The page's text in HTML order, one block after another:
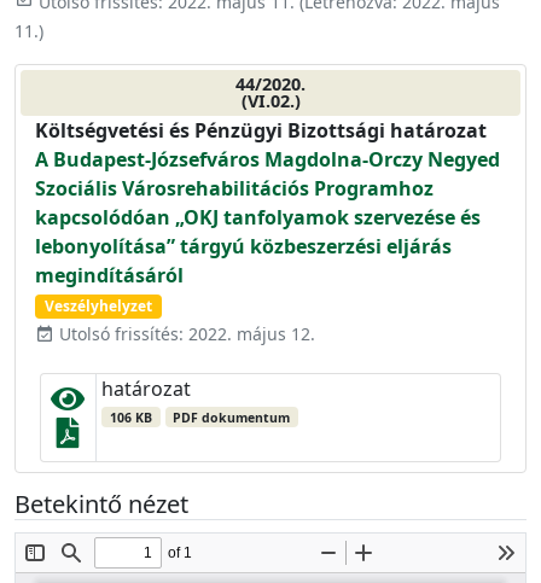
11.)
44/2020.
(VI.02.)
Költségvetési és Pénzügyi Bizottsági határozat
A Budapest-Józsefváros Magdolna-Orczy Negyed
Szociális Városrehabilitációs Programhoz
kapcsolódóan „OKJ tanfolyamok szervezése és
lebonyolítása” tárgyú közbeszerzési eljárás
megindításáról
Veszélyhelyzet
event_available Utolsó frissítés: 2022. május 12.
határozat
106 KB PDF dokumentum
Betekintő nézet